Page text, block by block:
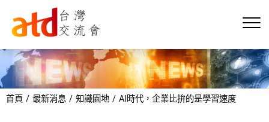
首頁 最新消息 知識園地 AI時代，企業比拚的是學習速度